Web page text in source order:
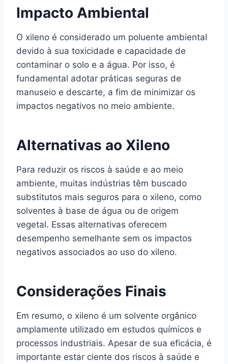
Impacto Ambiental
O xileno é considerado um poluente ambiental
devido à sua toxicidade e capacidade de
contaminar o solo e a água. Por isso, é
fundamental adotar práticas seguras de
manuseio e descarte, a fim de minimizar os
impactos negativos no meio ambiente.
Alternativas ao Xileno
Para reduzir os riscos à saúde e ao meio
ambiente, muitas indústrias têm buscado
substitutos mais seguros para o xileno, como
solventes à base de água ou de origem
vegetal. Essas alternativas oferecem
desempenho semelhante sem os impactos
negativos associados ao uso do xileno.
Considerações Finais
Em resumo, o xileno é um solvente orgânico
amplamente utilizado em estudos químicos e
processos industriais. Apesar de sua eficácia, é
importante estar ciente dos riscos à saúde e